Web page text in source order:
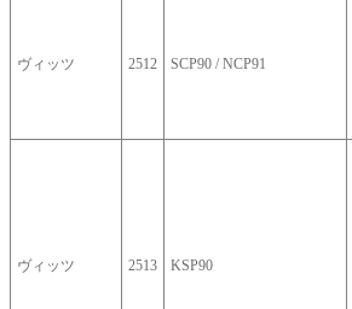
ヴィッツ 2512 SCP90 / NCP91
ヴィッツ 2513 KSP90